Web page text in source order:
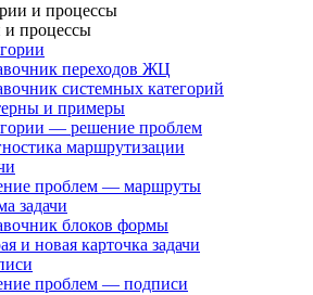
и процессы
и процессы
переходов ЖЦ
системных категорий
и примеры
— решение проблем
маршрутизации
проблем — маршруты
задачи
блоков формы
и новая карточка задачи
проблем — подписи